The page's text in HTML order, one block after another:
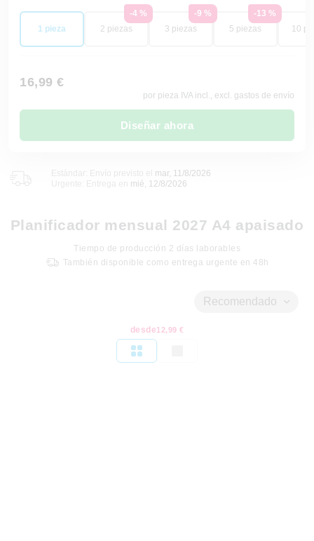
1 pieza
-4 %
2 piezas
-9 %
3 piezas
-13 %
5 piezas
10
16,99 €
por pieza IVA incl., excl. gastos de envío
Diseñar ahora
mar, 11/8/2026
Urgente: Entrega en
mié, 12/8/2026
Planificador mensual 2027 A4 apaisado
Tiempo de producción 2 días laborables
También disponible como entrega urgente en 48h
Recomendado
desde12,99 €